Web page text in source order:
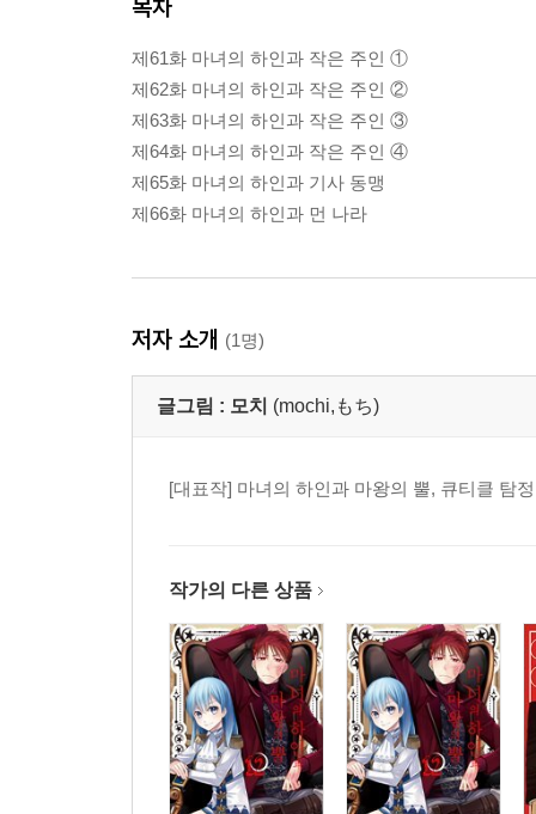
목차
제61화 마녀의 하인과 작은 주인 ①
제62화 마녀의 하인과 작은 주인 ②
제63화 마녀의 하인과 작은 주인 ③
제64화 마녀의 하인과 작은 주인 ④
제65화 마녀의 하인과 기사 동맹
제66화 마녀의 하인과 먼 나라
저자 소개 (1명)
글그림 : 모치 (mochi,もち)
[대표작] 마녀의 하인과 마왕의 뿔, 큐티클 탐
작가의 다른 상품